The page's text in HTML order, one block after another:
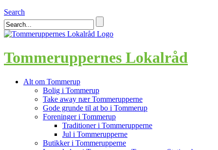
Search
Tommeruppernes Lokalråd
Alt om Tommerup
Bolig i Tommerup
Take away nær Tommerupperne
Gode grunde til at bo i Tommerup
Foreninger i Tommerup
Traditioner i Tommerupperne
Jul i Tommerupperne
Butikker i Tommerupperne